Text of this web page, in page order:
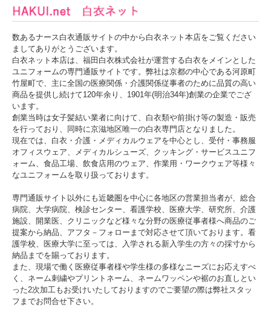
数あるナース白衣通販サイトの中から白衣ネット本店をご覧ください
ましてありがとうございます。
白衣ネット本店は、福田白衣株式会社が運営する白衣をメインとした
ユニフォームの専門通販サイトです。弊社は京都の中心である河原町
竹屋町で、主に全国の医療関係・介護関係従事者のために品質の高い
商品を提供し続けて120年余り、1901年(明治34年)創業の企業でござ
います。
創業当時は女子髪結い業者に向けて、白衣類や前掛け等の製造・販売
を行っており、同時に京滋地区唯一の白衣専門店となりました。
現在では、白衣・介護・メディカルウェアを中心とし、受付・事務服
オフィスウェア、メディカルシューズ、クッキング・サービスユニフ
ォーム、食品工場、飲食店用のウェア、作業用・ワークウェア等様々
なユニフォームを取り扱っております。
専門通販サイト以外にも近畿圏を中心に各地区の営業担当者が、総合
病院、大学病院、検診センター、看護学校、医療大学、研究所、介護
施設、開業医、クリニックなど様々な分野の医療従事者様へ商品のご
提案から納品、アフタ－フォローまで対応させて頂いております。看
護学校、医療大学に至っては、入学される新入学生の方々の採寸から
納品までを賜っております。
また、現場で働く医療従事者様や学生様の多様なニーズにお応えすべ
く、ネーム刺繍やプリントネーム、ネームワッペンや裾のお直しとい
った2次加工もお受けいたしておりますのでご要望の際は弊社スタッ
フまでお問合せ下さい。